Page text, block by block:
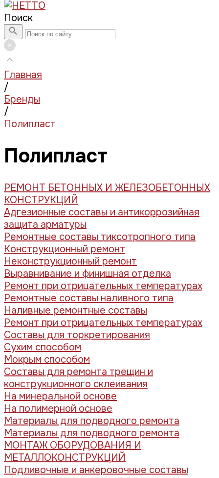
Поиск
Главная
/
Бренды
/
Полипласт
Полипласт
РЕМОНТ БЕТОННЫХ И ЖЕЛЕЗОБЕТОННЫХ
КОНСТРУКЦИЙ
Адгезионные составы и антикоррозийная
защита арматуры
Ремонтные составы тиксотропного типа
Конструкционный ремонт
Неконструкционный ремонт
Выравнивание и финишная отделка
Ремонт при отрицательных температурах
Ремонтные составы наливного типа
Наливные ремонтные составы
Ремонт при отрицательных температурах
Составы для торкретирования
Сухим способом
Мокрым способом
Составы для ремонта трещин и
конструкционного склеивания
На минеральной основе
На полимерной основе
Материалы для подводного ремонта
Материалы для подводного ремонта
МОНТАЖ ОБОРУДОВАНИЯ И
МЕТАЛЛОКОНСТРУКЦИЙ
Подливочные и анкеровочные составы